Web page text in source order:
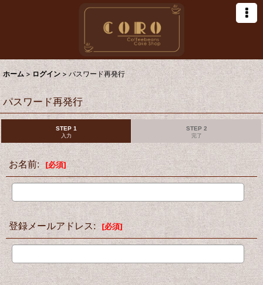
ホーム > ログイン > パスワード再発行
パスワード再発行
STEP 1
入力
STEP 2
完了
お名前: [必須]
登録メールアドレス: [必須]